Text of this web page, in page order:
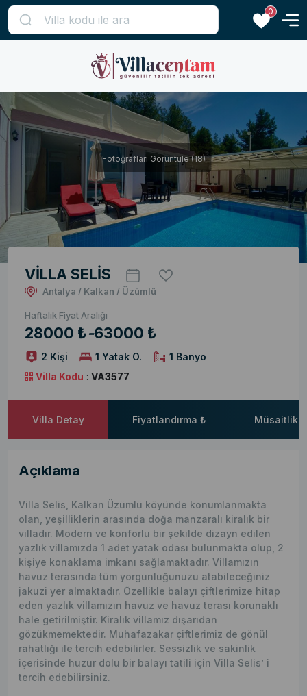
0
Fotoğrafları Görüntüle (18)
VİLLA SELİS
Antalya / Kalkan / Üzümlü
Haftalık Fiyat Aralığı
28000 ₺-63000 ₺
2 Kişi 1 Yatak O.
1 Banyo
Villa Kodu : VA3577
Villa Detay Fiyatlandırma ₺ Müsaitlik
Açıklama
Villa Selis, Kalkan Üzümlü köyünde konumlanmakta
olan, yeşilliklerin arasında doğa manzaralı kiralık bir
villadır. Modern ve konforlu bir şekilde dizayn edilen
yazlık villamızda 1 adet yatak odası bulunmakta olup, 2
kişiye konaklama imkanı sağlamaktadır. Villamızın
havuz terasında tüm yorgunluğunuzu atabileceğiniz
jakuzi yer almaktadır. Özellikle balayı çiftlerimize hitap
eden yazlık villamızın havuz ve havuz terası korunaklı
hale getirilmiştir. Kiralık villamız dışarıdan
gözükmemektedir. Muhafazakar çiftlerimiz de gönül
rahatlığı ile tercih edebilirler. Sessizlik ve sakinlik
içerisinde huzur dolu bir balayı tatili için Villa Selis’ i
tercih edebilirsiniz.